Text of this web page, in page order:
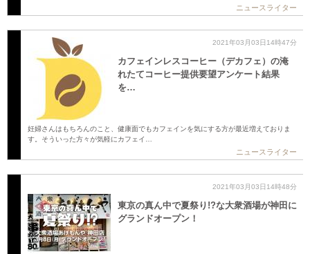
ニュースライター
2021年03月03日14時47分
カフェインレスコーヒー（デカフェ）の淹
れたてコーヒー提供要望アンケート結果
を…
妊婦さんはもちろんのこと、健康面でもカフェインを気にする方が最近増えておりま
す。そういった方々が気軽にカフェイ…
ニュースライター
2021年03月03日14時48分
東京の真ん中で夏祭り!?な大衆酒場が神田に
グランドオープン！